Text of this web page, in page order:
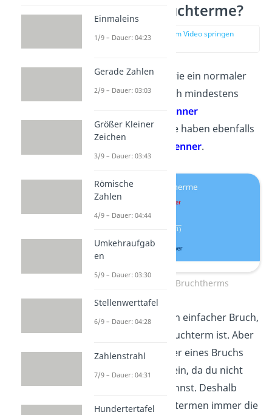
Was sind Bruchterme?
zur Stelle im Video springen
(00:12)
EinBruchtermist wie ein normaler
Bruch,der zusätzlich mindestens
Nenner
enthält. Bruchterme haben ebenfalls
Nenner.
Beispiel eines Bruchtherms
Zum Beispiel ist
ein einfacher Bruch,
ein Bruchterm ist. Aber
Achtung, der Nenner eines Bruchs
darf
niemals null
sein, da du nicht
durch null teilen kannst. Deshalb
musst du bei Bruchtermen immer die
Einmaleins
1/9 – Dauer: 04:23
Gerade Zahlen
2/9 – Dauer: 03:03
Größer Kleiner
Zeichen
3/9 – Dauer: 03:43
Römische
Zahlen
4/9 – Dauer: 04:44
Umkehraufgab
en
5/9 – Dauer: 03:30
Stellenwerttafel
6/9 – Dauer: 04:28
Zahlenstrahl
7/9 – Dauer: 04:31
Hundertertafel